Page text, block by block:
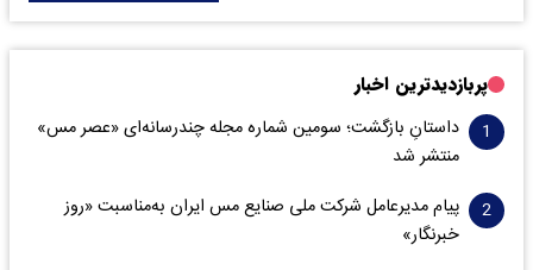
پربازدیدترین اخبار
داستانِ بازگشت؛ سومین شماره مجله چندرسانه‌ای «عصر مس»
منتشر شد
پیام مدیرعامل شرکت ملی صنایع مس ایران به‌مناسبت «روز
خبرنگار»